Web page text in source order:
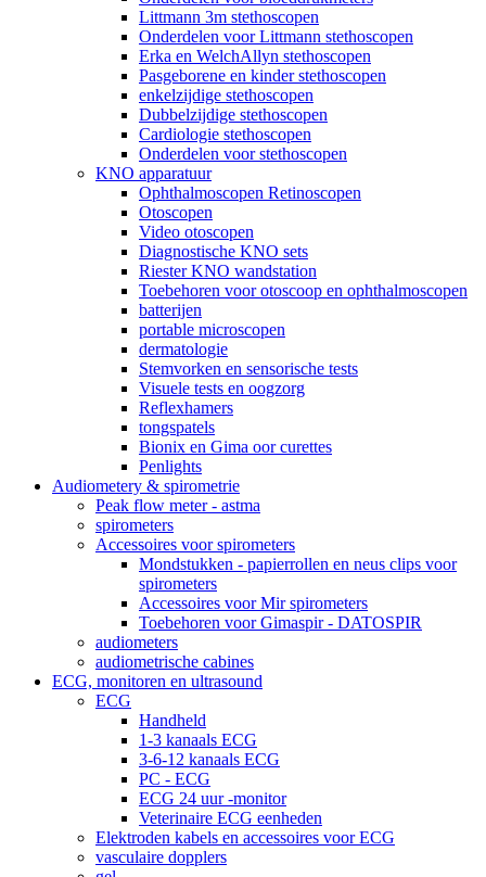
Littmann 3m stethoscopen
Onderdelen voor Littmann stethoscopen
Erka en WelchAllyn stethoscopen
Pasgeborene en kinder stethoscopen
enkelzijdige stethoscopen
Dubbelzijdige stethoscopen
Cardiologie stethoscopen
Onderdelen voor stethoscopen
KNO apparatuur
Ophthalmoscopen Retinoscopen
Otoscopen
Video otoscopen
Diagnostische KNO sets
Riester KNO wandstation
Toebehoren voor otoscoop en ophthalmoscopen
batterijen
portable microscopen
dermatologie
Stemvorken en sensorische tests
Visuele tests en oogzorg
Reflexhamers
tongspatels
Bionix en Gima oor curettes
Penlights
Audiometery & spirometrie
Peak flow meter - astma
spirometers
Accessoires voor spirometers
Mondstukken - papierrollen en neus clips voor
spirometers
Accessoires voor Mir spirometers
Toebehoren voor Gimaspir - DATOSPIR
audiometers
audiometrische cabines
ECG, monitoren en ultrasound
ECG
Handheld
1-3 kanaals ECG
3-6-12 kanaals ECG
PC - ECG
ECG 24 uur -monitor
Veterinaire ECG eenheden
Elektroden kabels en accessoires voor ECG
vasculaire dopplers